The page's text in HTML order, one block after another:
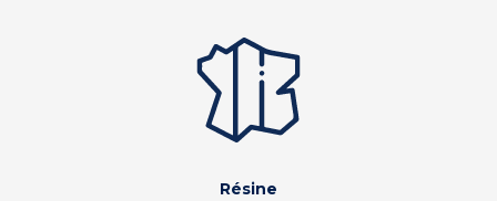
Résine